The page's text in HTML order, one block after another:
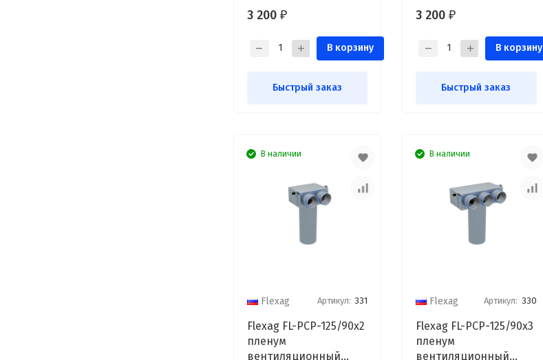
выход FLD 1
3 200 ₽
В корзину
Быстрый заказ
2 выхода FLD
3 200 ₽
В корзину
Быстрый заказ
В наличии
Flexag Артикул: 331
Flexag FL-PCP-125/90x2
пленум
вентиляционный
В наличии
Flexag Артикул: 330
Flexag FL-PCP-125/90x3
пленум
вентиляционный